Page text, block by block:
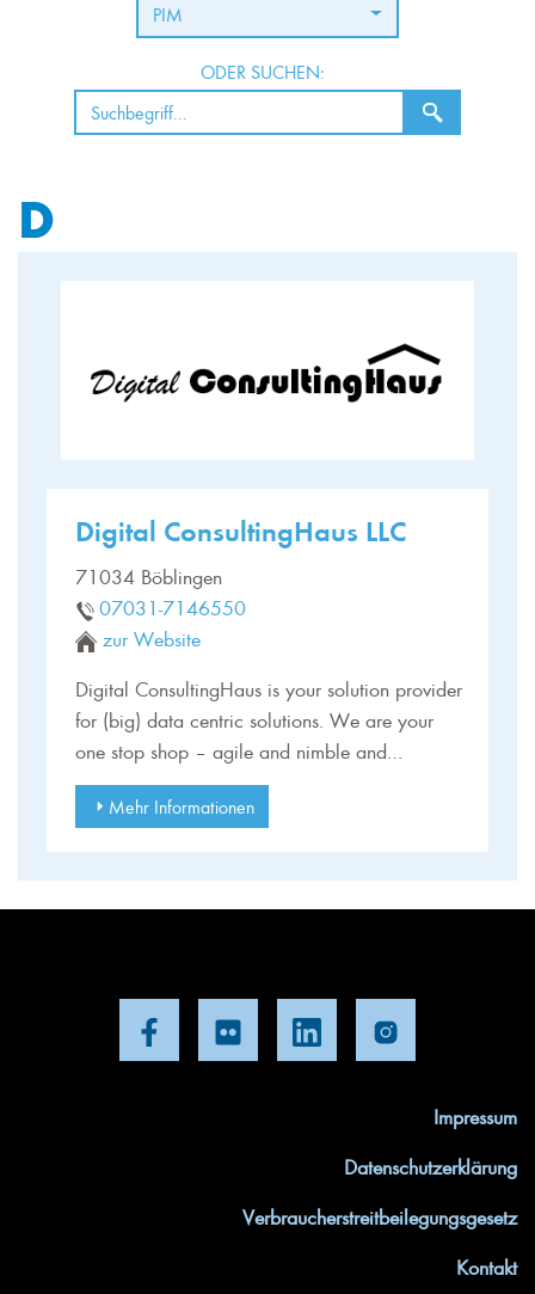
PIM
ODER SUCHEN:
D
Digital ConsultingHaus LLC
Digital ConsultingHaus is your solution provider
for (big) data centric solutions. We are your
one stop shop – agile and nimble and…
Mehr Informationen
71034 Böblingen
07031-7146550
zur Website
Impressum
Datenschutzerklärung
Verbraucherstreitbeilegungsgesetz
Kontakt